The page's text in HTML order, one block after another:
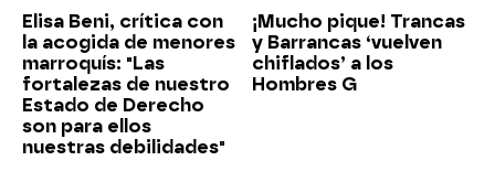
Elisa Beni, crítica con
la acogida de menores
marroquís: "Las
fortalezas de nuestro
Estado de Derecho
son para ellos
nuestras debilidades"
¡Mucho pique! Trancas
y Barrancas ‘vuelven
chiflados’ a los
Hombres G